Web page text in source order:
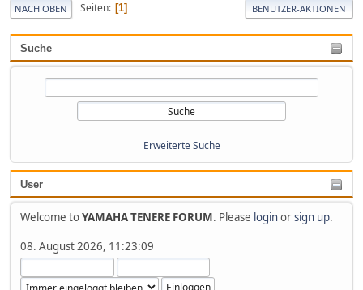
Suche
Erweiterte Suche
User
Welcome toYAMAHA TENERE FORUM. Please loginorsign up.
08. August 2026, 11:23:09
NACH OBEN Seiten 1 BENUTZER-AKTIONEN